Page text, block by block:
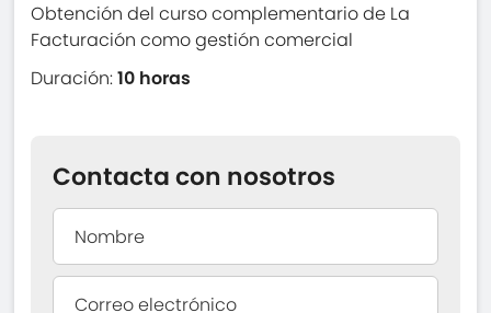
Obtención del curso complementario de La
Facturación como gestión comercial
Duración:10 horas
Contacta con nosotros